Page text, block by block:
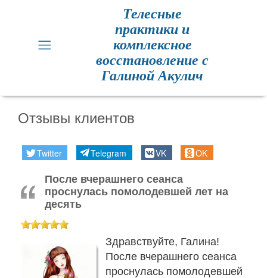
Практики
здоровья
Метод
Метод
отзывы
Расписание
Телесные
практики и
комплексное
восстановление с
Галиной Акулич
Отзывы клиентов
Twitter Telegram VK OK
После вчерашнего сеанса
проснулась помолодевшей лет на
десять
Здравствуйте, Галина!
После вчерашнего сеанса
проснулась помолодевшей